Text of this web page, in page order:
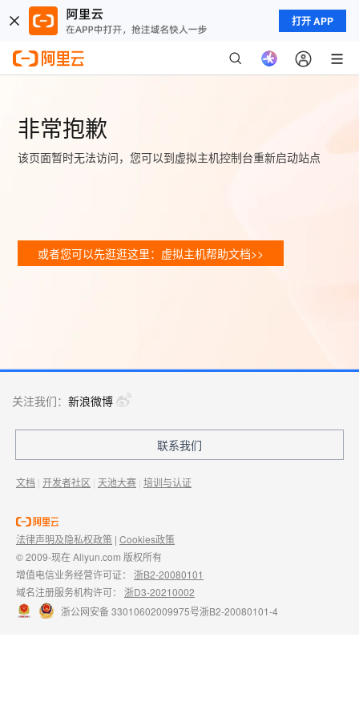
打开 APP
非常抱歉
该页面暂时无法访问，您可以到虚拟主机控制台重新启动站点
或者您可以先逛逛这里：虚拟主机帮助文档>>